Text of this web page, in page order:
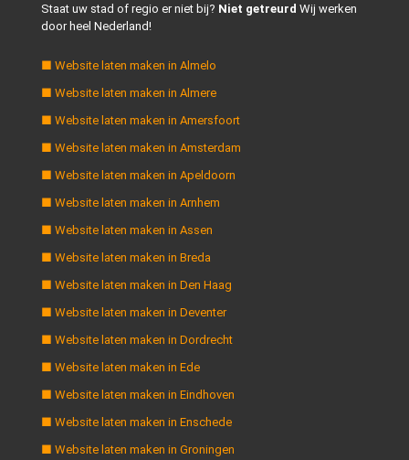
Staat uw stad of regio er niet bij? Niet getreurd Wij werken
door heel Nederland!
■ Website laten maken in Almelo
■ Website laten maken in Almere
■ Website laten maken in Amersfoort
■ Website laten maken in Amsterdam
■ Website laten maken in Apeldoorn
■ Website laten maken in Arnhem
■ Website laten maken in Assen
■ Website laten maken in Breda
■ Website laten maken in Den Haag
■ Website laten maken in Deventer
■ Website laten maken in Dordrecht
■ Website laten maken in Ede
■ Website laten maken in Eindhoven
■ Website laten maken in Enschede
■ Website laten maken in Groningen